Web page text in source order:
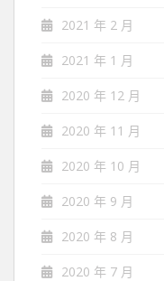
2021 年 2 月
2021 年 1 月
2020 年 12 月
2020 年 11 月
2020 年 10 月
2020 年 9 月
2020 年 8 月
2020 年 7 月